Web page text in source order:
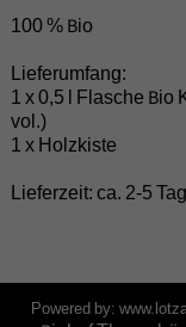
100 % Bio
Lieferumfang:
1 x 0,5 l Flasche Bio
vol.)
1 x Holzkiste
Lieferzeit: ca. 2-5
Powered by: